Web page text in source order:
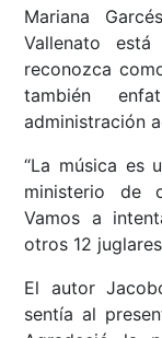
Mariana
Vallenato
reconozca
también
administración
“La música es
ministerio de
Vamos a
otros 12
El autor
sentía al